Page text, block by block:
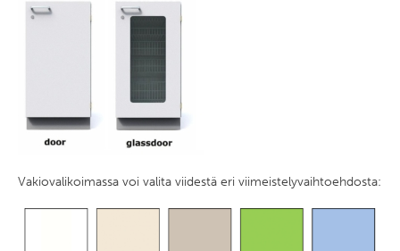
Vakiovalikoimassa voi valita viidestä eri viimeistelyvaihtoehdosta: